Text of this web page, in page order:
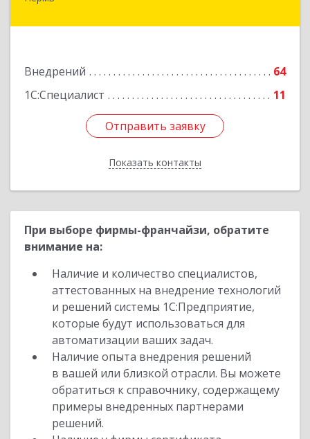
Внедрений
64
1С:Специалист
11
Отправить заявку
Показать контакты
Отправить заявку
Назад
При выборе фирмы-франчайзи, обратите
внимание на:
Наличие и количество специалистов,
аттестованных на внедрение технологий
и решений системы 1С:Предприятие,
которые будут использоваться для
автоматизации ваших задач.
Наличие опыта внедрения решений
в вашей или близкой отрасли. Вы можете
обратиться к справочнику, содержащему
примеры внедренных партнерами
решений.